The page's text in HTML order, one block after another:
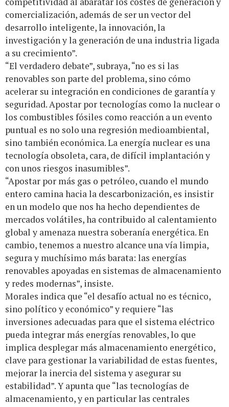
comercialización, además de ser un vector del
desarrollo inteligente, la innovación, la
investigación y la generación de una industria ligada
a su crecimiento”.
“El verdadero debate”, subraya, “no es si las
renovables son parte del problema, sino cómo
acelerar su integración en condiciones de garantía y
seguridad. Apostar por tecnologías como la nuclear o
los combustibles fósiles como reacción a un evento
puntual es no solo una regresión medioambiental,
sino también económica. La energía nuclear es una
tecnología obsoleta, cara, de difícil implantación y
con unos riesgos inasumibles”.
“Apostar por más gas o petróleo, cuando el mundo
entero camina hacia la descarbonización, es insistir
en un modelo que nos ha hecho dependientes de
mercados volátiles, ha contribuido al calentamiento
global y amenaza nuestra soberanía energética. En
cambio, tenemos a nuestro alcance una vía limpia,
segura y muchísimo más barata: las energías
renovables apoyadas en sistemas de almacenamiento
y redes modernas”, insiste.
Morales indica que “el desafío actual no es técnico,
sino político y económico” y requiere “las
inversiones adecuadas para que el sistema eléctrico
pueda integrar más energías renovables, lo que
implica desplegar más almacenamiento energético,
clave para gestionar la variabilidad de estas fuentes,
mejorar la inercia del sistema y asegurar su
estabilidad”. Y apunta que “las tecnologías de
almacenamiento, y en particular las centrales